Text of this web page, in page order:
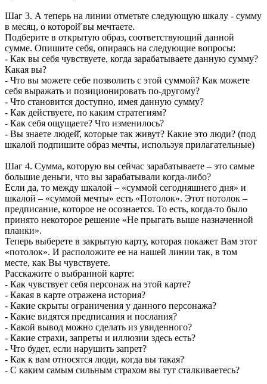
Шаг 3. А теперь на линии отметьте следующую шкалу - сумму
в месяц, о которой̆ вы мечтаете.
Подберите в открытую образ, соответствующий данной
сумме. Опишите себя, опираясь на следующие вопросы:
- Как вы себя чувствуете, когда зарабатываете данную сумму?
Какая вы?
- Что вы можете себе позволить с этой суммой? Как можете
себя выражать и позиционировать по-другому?
- Что становится доступно, имея данную сумму?
- Как действуете, по каким стратегиям?
- Как себя ощущаете? Что изменилось?
- Вы знаете людей̆, которые так живут? Какие это люди? (под
шкалой подпишите образ мечты, используя прилагательные)
Шаг 4. Сумма, которую вы сейчас зарабатываете – это самые
большие деньги, что вы зарабатывали когда-либо?
Если да, то между шкалой – «суммой сегодняшнего дня» и
шкалой – «суммой мечты» есть «Потолок». Этот потолок –
предписание, которое не осознается. То есть, когда-то было
принято некоторое решение «Не прыгать выше назначенной
планки».
Теперь выберете в закрытую карту, которая покажет Вам этот
«потолок». И расположите ее на нашей линии так, в том
месте, как Вы чувствуете.
Расскажите о выбранной карте:
- Как чувствует себя персонаж на этой карте?
- Какая в карте отражена история?
- Какие скрыты ограничения у данного персонажа?
- Какие видятся предписания и послания?
- Какой вывод можно сделать из увиденного?
- Какие страхи, запреты и иллюзии здесь есть?
- Что будет, если нарушить запрет?
- Как к вам относятся люди, когда вы такая?
- С каким самым сильным страхом вы тут сталкиваетесь?